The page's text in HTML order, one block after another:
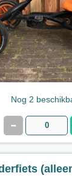
Nog 2
-